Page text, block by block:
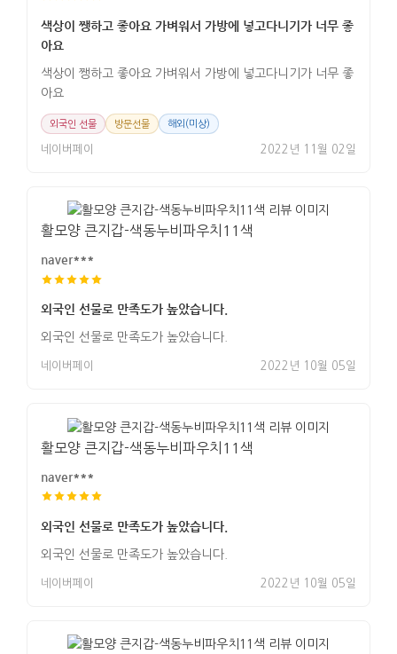
색상이 쨍하고 좋아요 가벼워서 가방에 넣고다니기가 너무 좋
아요
색상이 쨍하고 좋아요 가벼워서 가방에 넣고다니기가 너무 좋
아요
외국인 선물 방문선물 해외(미상)
네이버페이 2022년 11월 02일
활모양 큰지갑-색동누비파우치11색
naver***
외국인 선물로 만족도가 높았습니다.
외국인 선물로 만족도가 높았습니다.
네이버페이 2022년 10월 05일
활모양 큰지갑-색동누비파우치11색
naver***
외국인 선물로 만족도가 높았습니다.
외국인 선물로 만족도가 높았습니다.
네이버페이 2022년 10월 05일